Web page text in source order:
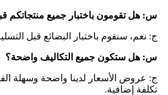
س: هل تقومون باختبار جميع منتجاتكم
ج: نعم، سنقوم باختبار البضائع قبل
س: هل ستكون جميع التكاليف واضحة؟
ج: عروض الأسعار لدينا واضحة وسهلة
تكلفة إضافية.